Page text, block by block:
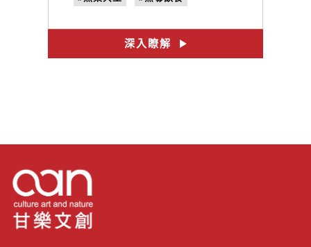
#no.22 #捻花惹草
深入瞭解